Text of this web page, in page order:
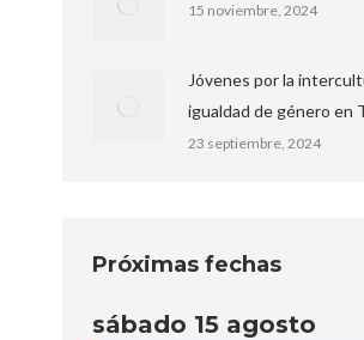
15 noviembre, 2024
Jóvenes por la
igualdad de género en
23 septiembre, 2024
Próximas fechas
sábado 15 agosto